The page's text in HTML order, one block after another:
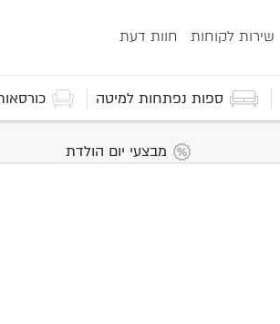
שירות לקוחות חוות דעת
ספות נפתחות למיטה
מבצעי יום הולדת